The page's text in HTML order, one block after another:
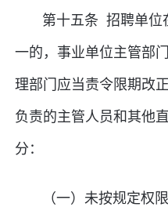
第十五条 招聘单位
一的，事业单位主管部
理部门应当责令限期改
负责的主管人员和其他
分：
（一）未按规定权